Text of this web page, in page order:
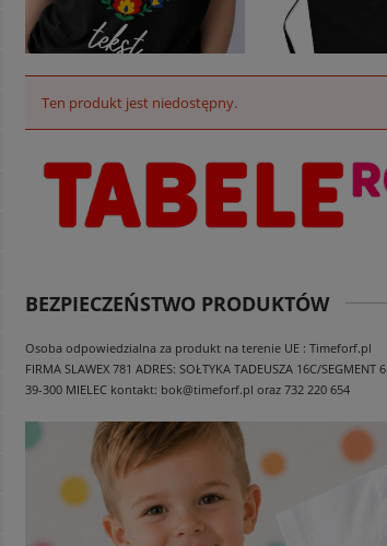
Ten produkt jest niedostępny.
BEZPIECZEŃSTWO PRODUKTÓW
Osoba odpowiedzialna za produkt na terenie UE : Timeforf.pl
FIRMA SLAWEX 781 ADRES: SOŁTYKA TADEUSZA 16C/SEGMENT 6
39-300 MIELEC kontakt: bok@timeforf.pl oraz 732 220 654